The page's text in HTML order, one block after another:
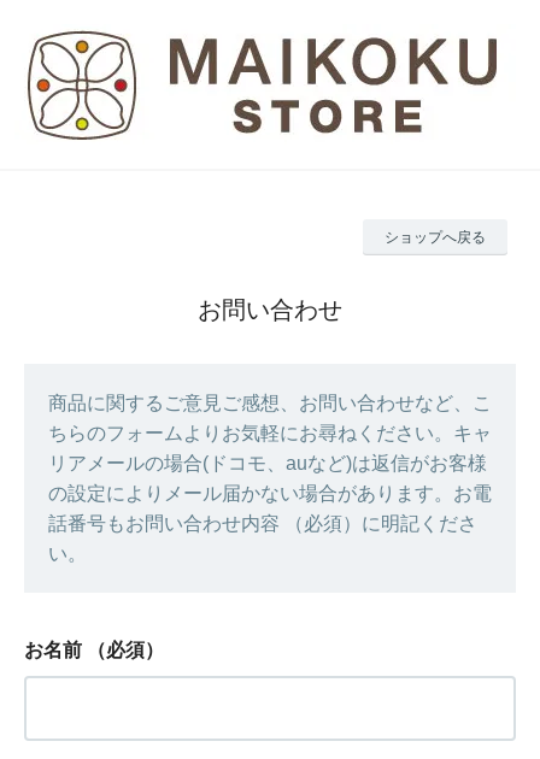
ショップへ戻る
お問い合わせ
商品に関するご意見ご感想、お問い合わせなど、こ
ちらのフォームよりお気軽にお尋ねください。キャ
リアメールの場合(ドコモ、auなど)は返信がお客様
の設定によりメール届かない場合があります。お電
話番号もお問い合わせ内容 （必須）に明記くださ
い。
お名前 （必須）